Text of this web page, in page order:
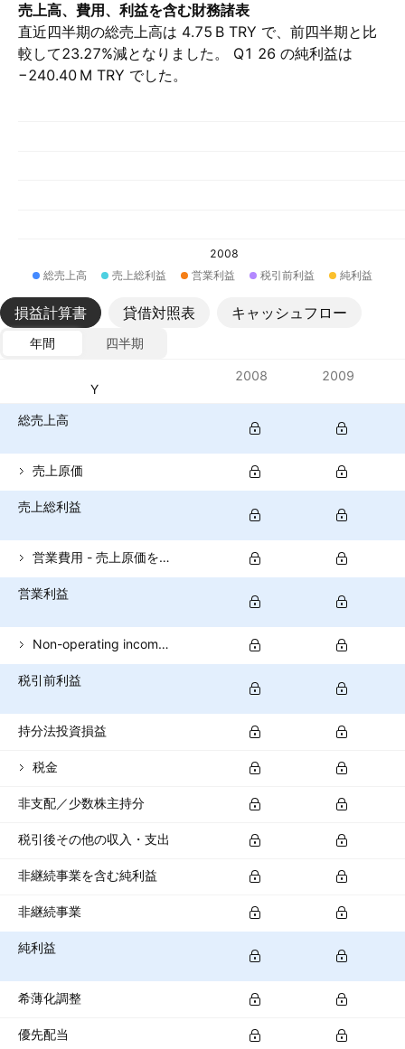
売上高、費用、利益を含む財務諸表
直近四半期の総売上高は ‪4.75 B‬ TRY で、前四半期と比
較して23.27%減となりました。 Q1 26 の純利益は
‪−240.40 M‬ TRY でした。
2008
総売上高
売上総利益 営業利益 税引前利益 純利益
損益計算書 貸借対照表 キャッシュフロー
年間
四半期
通貨: TRY
2008 2009
総売上高
売上原価
売上総利益
営業費用 - 売上原価を除く
営業利益
Non-operating income (total)
税引前利益
持分法投資損益
税金
非支配／少数株主持分
税引後その他の収入・支出
非継続事業を含む純利益
非継続事業
純利益
希薄化調整
優先配当